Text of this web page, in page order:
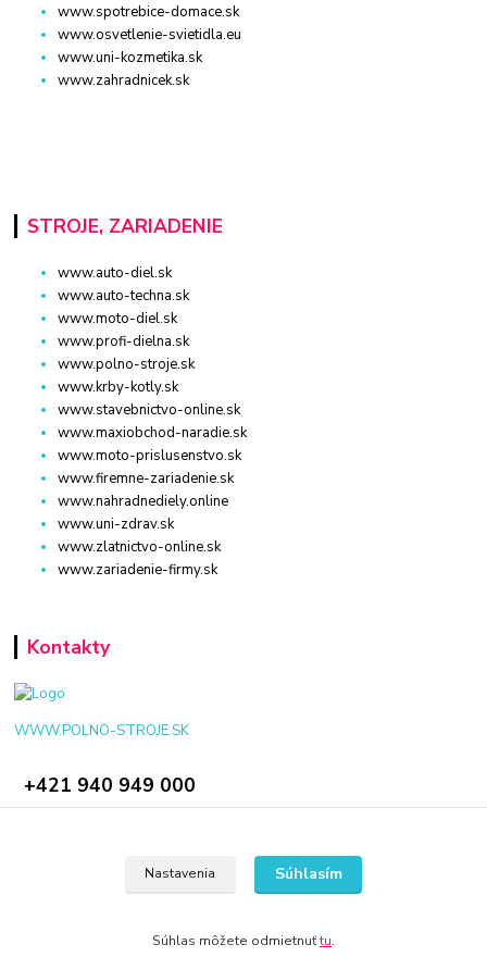
www.spotrebice-domace.sk
www.osvetlenie-svietidla.eu
www.uni-kozmetika.sk
www.zahradnicek.sk
STROJE, ZARIADENIE
www.auto-diel.sk
www.auto-techna.sk
www.moto-diel.sk
www.profi-dielna.sk
www.polno-stroje.sk
www.krby-kotly.sk
www.stavebnictvo-online.sk
www.maxiobchod-naradie.sk
www.moto-prislusenstvo.sk
www.firemne-zariadenie.sk
www.nahradnediely.online
www.uni-zdrav.sk
www.zlatnictvo-online.sk
www.zariadenie-firmy.sk
Kontakty
WWW.POLNO-STROJE.SK
+421 940 949 000
Nastavenia Súhlasím
Súhlas môžete odmietnuťtu.